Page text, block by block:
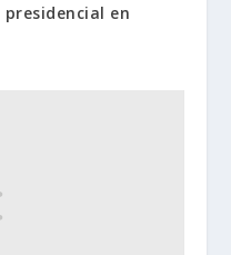
presidencial en